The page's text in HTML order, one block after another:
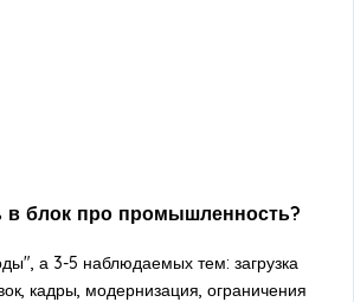
в блок про промышленность?
а 3-5 наблюдаемых тем: загрузка
кадры, модернизация, ограничения